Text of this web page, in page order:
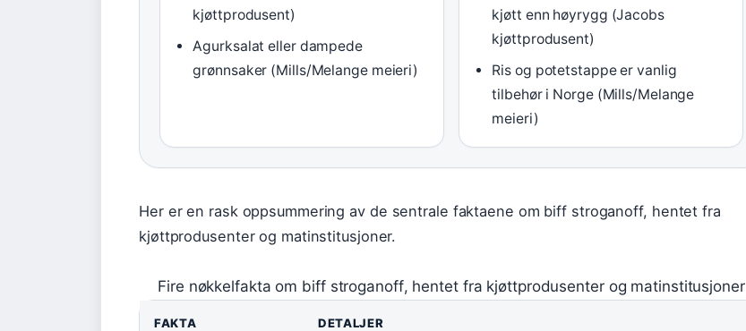
kjøttprodusent)
Agurksalat eller dampede
grønnsaker (Mills/Melange meieri)
kjøtt enn høyrygg (Jacobs
kjøttprodusent)
Ris og potetstappe er vanlig
tilbehør i Norge (Mills/Melange
meieri)
Her er en rask oppsummering av de sentrale faktaene om biff stroganoff, hentet fra
kjøttprodusenter og matinstitusjoner.
Fire nøkkelfakta om biff stroganoff, hentet fra kjøttprodusenter og matinstitusjoner
FAKTA DETALJER